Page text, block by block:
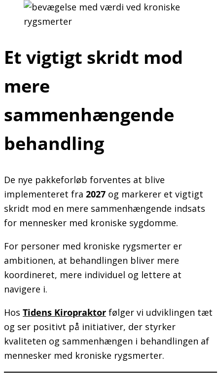
Et vigtigt skridt mod
mere
sammenhængende
behandling
De nye pakkeforløb forventes at blive
implementeret fra 2027 og markerer et vigtigt
skridt mod en mere sammenhængende indsats
for mennesker med kroniske sygdomme.
For personer med kroniske rygsmerter er
ambitionen, at behandlingen bliver mere
koordineret, mere individuel og lettere at
navigere i.
Hos Tidens Kiropraktor følger vi udviklingen tæt
og ser positivt på initiativer, der styrker
kvaliteten og sammenhængen i behandlingen af
mennesker med kroniske rygsmerter.